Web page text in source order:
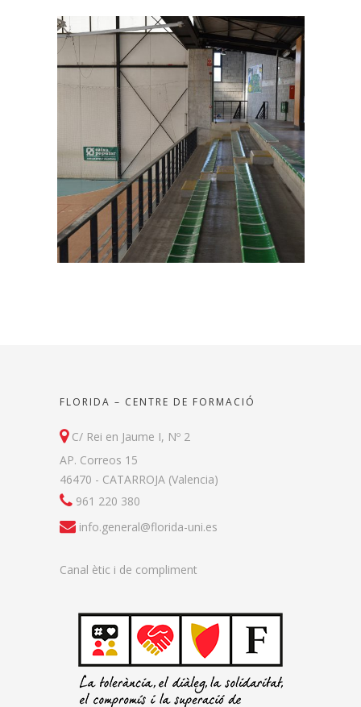
FLORIDA – CENTRE DE FORMACIÓ
C/ Rei en Jaume I, Nº 2
AP. Correos 15
46470 - CATARROJA (Valencia)
961 220 380
info.general@florida-uni.es
Canal ètic i de compliment